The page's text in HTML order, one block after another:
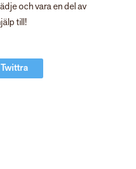
och vara en del av
till!
Twittra